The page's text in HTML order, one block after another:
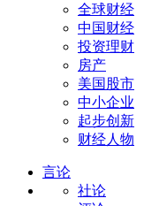
全球财经
中国财经
投资理财
房产
美国股市
中小企业
起步创新
财经人物
言论
社论